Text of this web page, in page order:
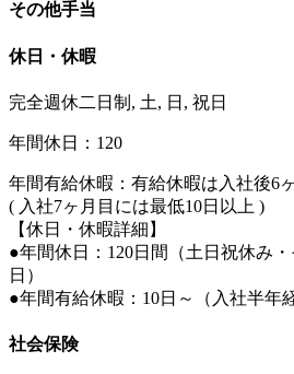
その他手当
休日・休暇
完全週休二日制, 土, 日, 祝日
年間休日：120
年間有給休暇：有給休暇は入社後6
( 入社7ヶ月目には最低10日以上 )
【休日・休暇詳細】
●年間休日：120日間（土日祝休み
日）
●年間有給休暇：10日～（入社半年
社会保険